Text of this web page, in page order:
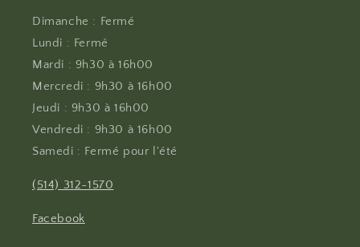
Dimanche : Fermé
Lundi : Fermé
Mardi : 9h30 à 16h00
Mercredi : 9h30 à 16h00
Jeudi : 9h30 à 16h00
Vendredi : 9h30 à 16h00
Samedi : Fermé pour l'été
(514) 312-1570
Facebook